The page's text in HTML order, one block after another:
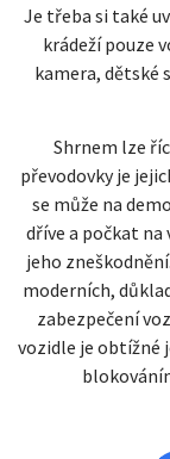
Je třeba si také
krádeží pouze
kamera, dětské
Shrnem lze
převodovky je
se může na
dříve a počkat na
jeho
moderních,
zabezpečení
vozidle je obtížné